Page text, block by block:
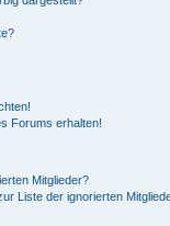
Forums erhalten!
Mitglieder?
Liste der ignorierten